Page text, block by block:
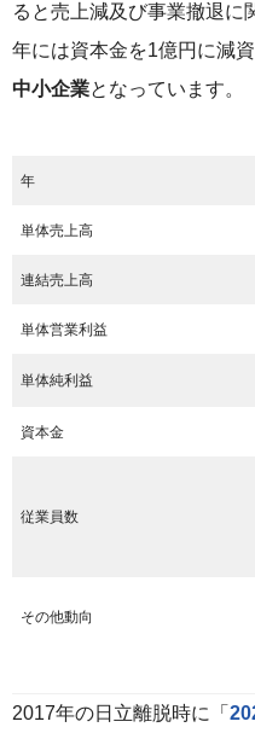
ると売上減及び事業撤退に
年には資本金を1億円に減資
中小企業となっています。
年
単体売上高
連結売上高
単体営業利益
単体純利益
資本金
従業員数
その他動向
2017年の日立離脱時に「